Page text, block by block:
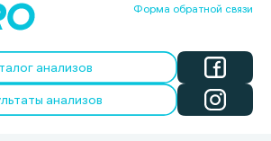
Форма обратной связи
анализов
анализов